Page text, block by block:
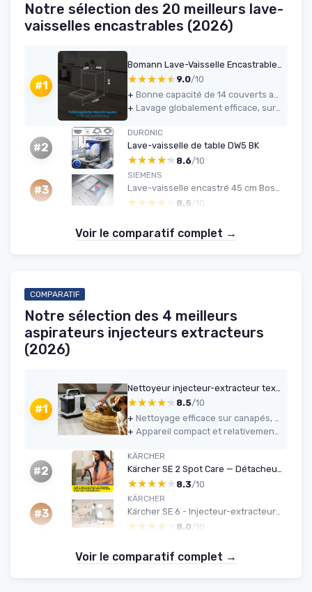
Notre sélection des 20 meilleurs lave-
vaisselles encastrables (2026)
#1 ★★★★★
★★★★★ 9.0/10
+
+
#2
DURONIC
Lave-vaisselle de table DW5 BK
★★★★★
★★★★★ 8.6/10
#3
SIEMENS
Lave-vaisselle encastré 45 cm Bosch iQ300
★★★★★
★★★★★ 8.5 /10
Voir le comparatif complet →
COMPARATIF
Notre sélection des 4 meilleurs
aspirateurs injecteurs extracteurs
(2026)
#1 ★★★★★
★★★★★ 8.5/10
+
+
#2
KÄRCHER
Kärcher SE 2 Spot Care — Détacheur 450 W, 1,5 L
★★★★★
★★★★★ 8.3/10
#3
KÄRCHER
Kärcher SE 6 - Injecteur-extracteur 4 L, Flexible 2-en-1, Accessoires inclus
★★★★★
★★★★★ 8.0 /10
Voir le comparatif complet →